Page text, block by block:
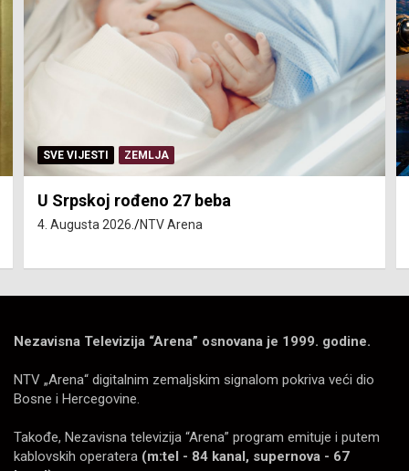
SVE VIJESTI ZEMLJA
U Srpskoj rođeno 27 beba
4. Augusta 2026. NTV Arena
Nezavisna Televizija “Arena” osnovana je 1999. godine.
NTV „Arena“ digitalnim zemaljskim signalom pokriva veći dio
Bosne i Hercegovine.
Takođe, Nezavisna televizija “Arena” program emituje i putem
kablovskih operatera (m:tel - 84 kanal, supernova - 67